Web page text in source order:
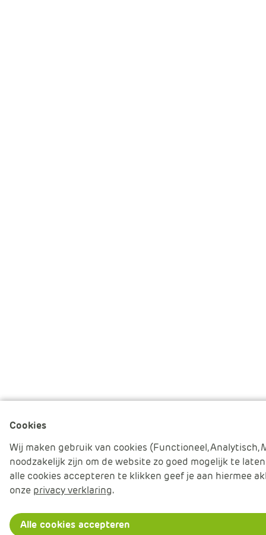
Cookies
Wij maken gebruik van cookies (Functioneel, Analytisch,
noodzakelijk zijn om de website zo goed mogelijk te
alle cookies accepteren te klikken geef je aan hiermee
onze privacy verklaring.
Alle cookies accepteren